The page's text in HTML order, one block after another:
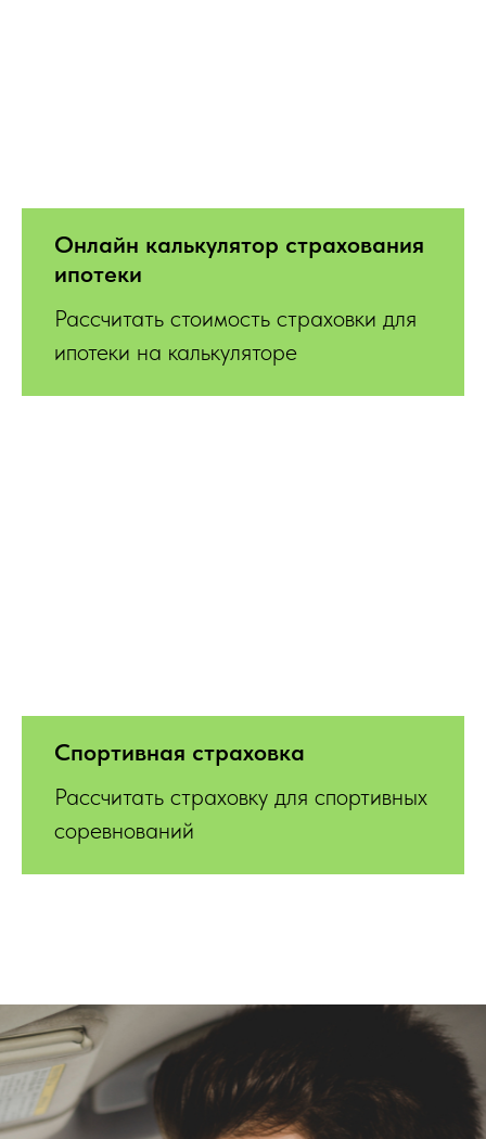
Онлайн калькулятор страхования
ипотеки
Рассчитать стоимость страховки для
ипотеки на калькуляторе
Спортивная страховка
Рассчитать страховку для спортивных
соревнований